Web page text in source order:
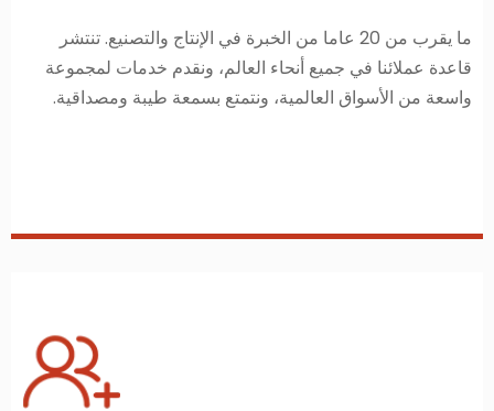
ما يقرب من 20 عاما من الخبرة في الإنتاج والتصنيع. تنتشر
قاعدة عملائنا في جميع أنحاء العالم، ونقدم خدمات لمجموعة
واسعة من الأسواق العالمية، ونتمتع بسمعة طيبة ومصداقية.